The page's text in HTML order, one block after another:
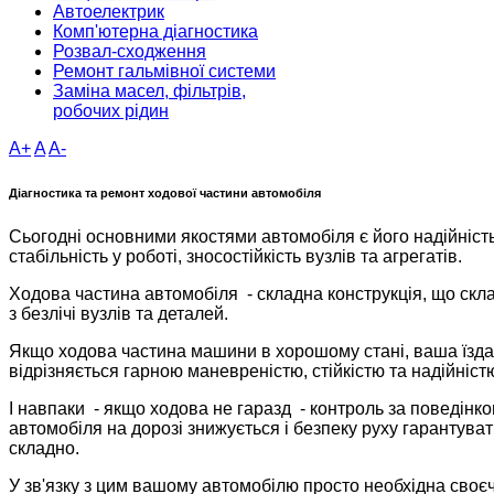
Автоелектрик
Комп'ютерна діагностика
Розвал-сходження
Ремонт гальмівної системи
Заміна масел, фільтрів,
робочих рідин
A+AA-
Діагностика та ремонт ходової частини автомобіля
Сьогодні основними якостями автомобіля є його
стабільність у роботі, зносостійкість вузлів та агрегатів.
Ходова частина автомобіля - складна конструкція, що
з безлічі вузлів та деталей.
Якщо ходова частина машини в хорошому стані, ваша їзда
відрізняється гарною маневреністю, стійкістю та
І навпаки - якщо ходова не гаразд - контроль за
автомобіля на дорозі знижується і безпеку руху
складно.
У зв'язку з цим вашому автомобілю просто необхідна